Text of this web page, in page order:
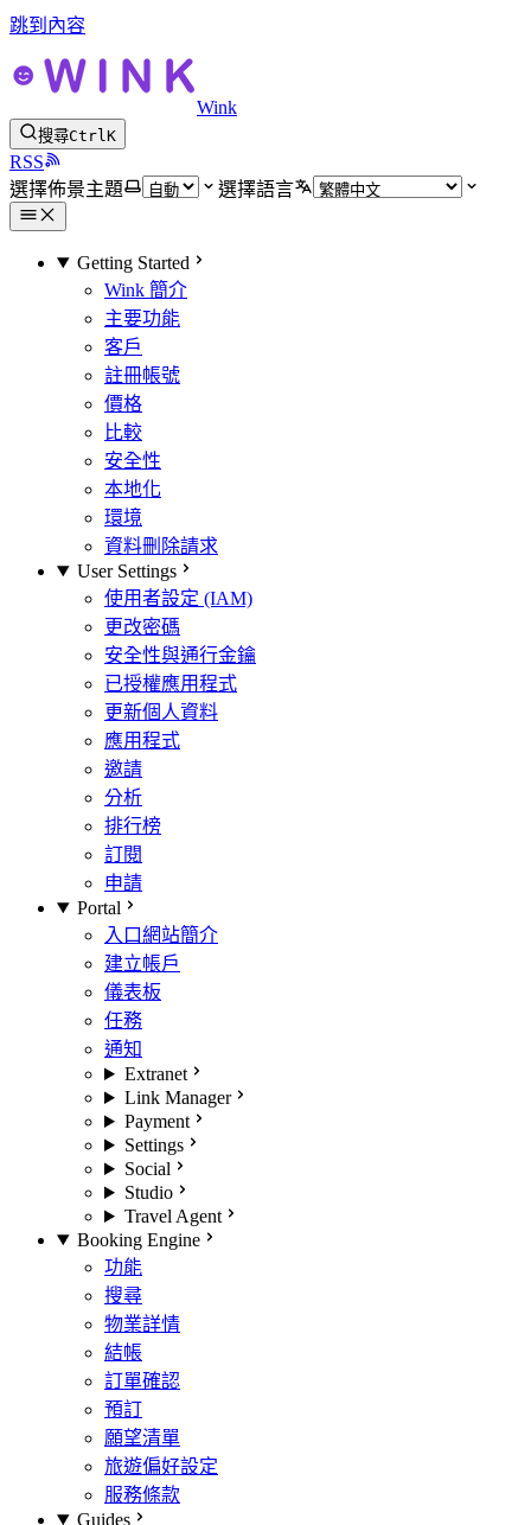
跳到內容
Wink
搜尋CtrlK
RSS
選擇佈景主題
選擇語言
Getting Started
Wink 簡介
主要功能
客戶
註冊帳號
價格
比較
安全性
本地化
環境
資料刪除請求
User Settings
使用者設定 (IAM)
更改密碼
安全性與通行金鑰
已授權應用程式
更新個人資料
應用程式
邀請
分析
排行榜
訂閱
申請
Portal
入口網站簡介
建立帳戶
儀表板
任務
通知
Extranet
Link Manager
Payment
Settings
Social
Studio
Travel Agent
Booking Engine
功能
搜尋
物業詳情
結帳
訂單確認
預訂
願望清單
旅遊偏好設定
服務條款
Guides